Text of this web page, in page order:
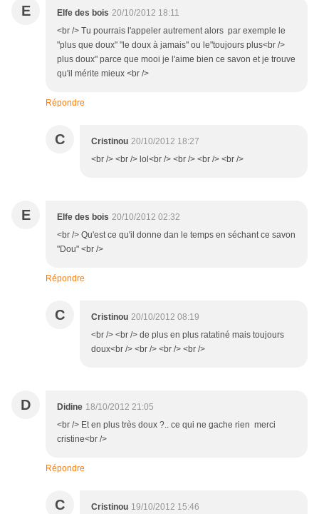
E Elfe des bois 20/10/2012 18:11
<br /> Tu pourrais l'appeler autrement alors par exemple le
"plus que doux" "le doux à jamais" ou le"toujours plus<br />
plus doux" parce que mooi je l'aime bien ce savon et je trouve
qu'il mérite mieux <br />
Répondre
C Cristinou 20/10/2012 18:27
<br /> <br /> lol<br /> <br /> <br /> <br />
E Elfe des bois 20/10/2012 02:32
<br /> Qu'est ce qu'il donne dan le temps en séchant ce savon
"Dou" <br />
Répondre
C Cristinou 20/10/2012 08:19
<br /> <br /> de plus en plus ratatiné mais toujours
doux<br /> <br /> <br /> <br />
D Didine 18/10/2012 21:05
<br /> Et en plus très doux ?.. ce qui ne gache rien merci
cristine<br />
Répondre
C Cristinou 19/10/2012 15:46